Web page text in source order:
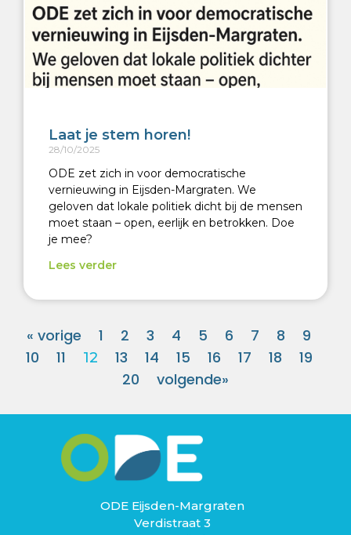
Laat je stem horen!
28/10/2025
ODE zet zich in voor democratische
vernieuwing in Eijsden-Margraten. We
geloven dat lokale politiek dicht bij de mensen
moet staan – open, eerlijk en betrokken. Doe
je mee?
Lees verder
« vorige 1 2 3 4 5 6 7 8
9
10
11 12 13 14 15 16 17 18
19
20
volgende»
ODE Eijsden-Margraten
Verdistraat 3